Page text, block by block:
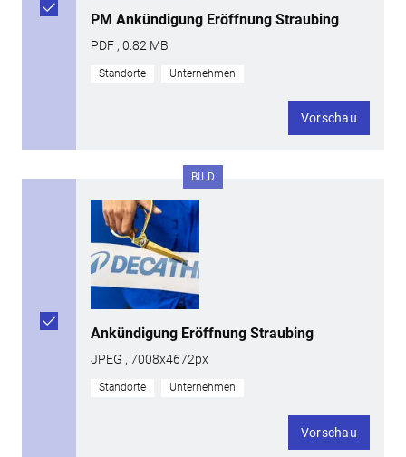
PM Ankündigung Eröffnung Straubing
PDF , 0.82 MB
Standorte Unternehmen
Vorschau
BILD
Ankündigung Eröffnung Straubing
JPEG , 7008x4672px
Standorte Unternehmen
Vorschau